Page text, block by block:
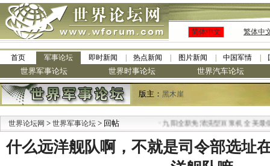
简体中文 繁体中
首页 军事论坛 即时新闻 热点新闻 图片新闻 中国军情
世界军事论坛 世界时事论坛 世界汽车论坛
版主： 黑木崖
世界论坛网 > 世界军事论坛 > 回帖 九阳全新免清洗型豆浆机 全美最低
什么远洋舰队啊，不就是司令部选址